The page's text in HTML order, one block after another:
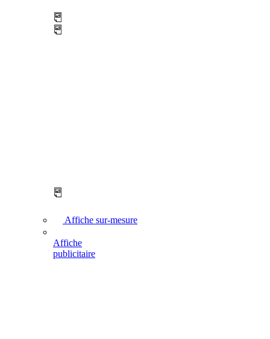
Affiche
publicitaire
Affiche sur-mesure